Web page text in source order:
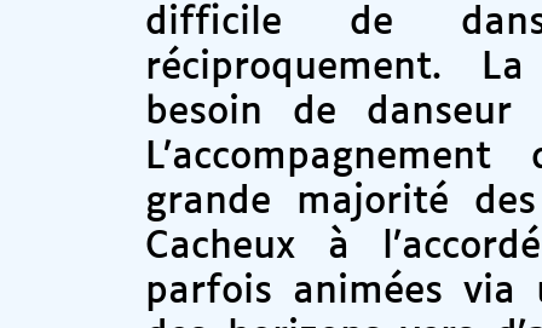
difficile de
réciproquement.
besoin de
grande majorité
Cacheux à
parfois animées via